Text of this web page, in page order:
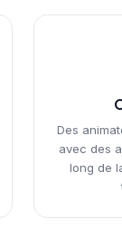
Des
avec des
long de